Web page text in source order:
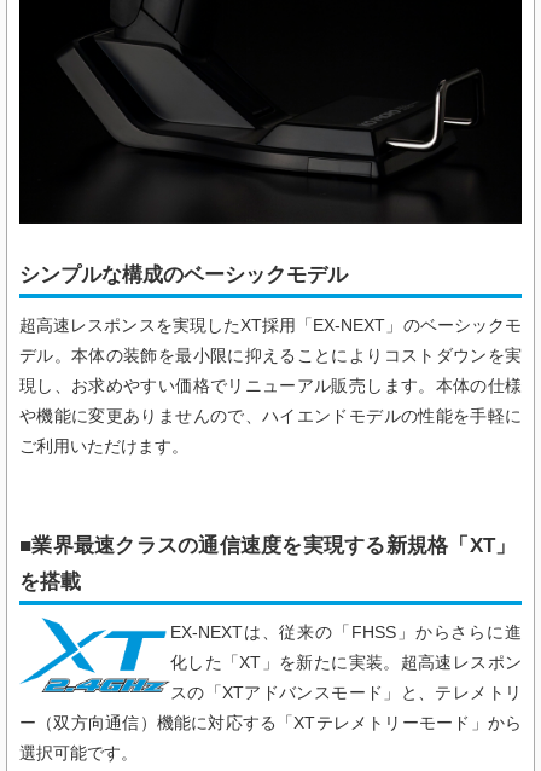
シンプルな構成のベーシックモデル
超高速レスポンスを実現したXT採用「EX-NEXT」のベーシックモ
デル。本体の装飾を最小限に抑えることによりコストダウンを実
現し、お求めやすい価格でリニューアル販売します。本体の仕様
や機能に変更ありませんので、ハイエンドモデルの性能を手軽に
ご利用いただけます。
■業界最速クラスの通信速度を実現する新規格「XT」
を搭載
EX-NEXTは、従来の「FHSS」からさらに進
化した「XT」を新たに実装。超高速レスポン
スの「XTアドバンスモード」と、テレメトリ
ー（双方向通信）機能に対応する「XTテレメトリーモード」から
選択可能です。